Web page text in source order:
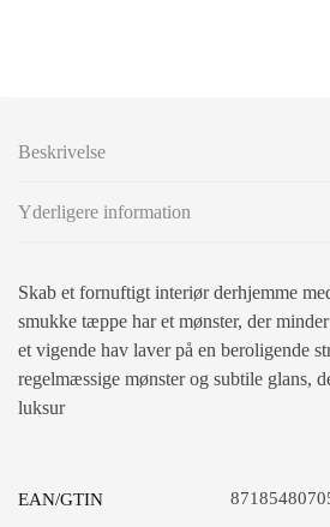
Beskrivelse
Yderligere information
Skab et fornuftigt interiør derhjemme
smukke tæppe har et mønster, der
et vigende hav laver på en beroligende
regelmæssige mønster og subtile glans,
luksur
EAN/GTIN